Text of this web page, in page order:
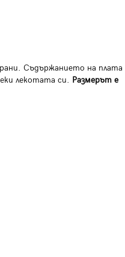
Съдържанието на плата
лекотата си. Размерът е